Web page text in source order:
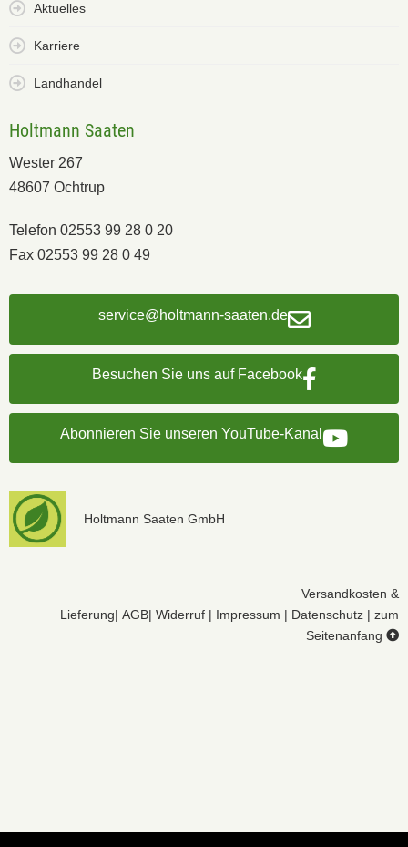
Aktuelles
Karriere
Landhandel
Holtmann Saaten
Wester 267
48607 Ochtrup
Telefon 02553 99 28 0 20
Fax 02553 99 28 0 49
service@holtmann-saaten.de
Besuchen Sie uns auf Facebook
Abonnieren Sie unseren YouTube-Kanal
Holtmann Saaten GmbH
Versandkosten &
Lieferung| AGB| Widerruf | Impressum | Datenschutz | zum
Seitenanfang